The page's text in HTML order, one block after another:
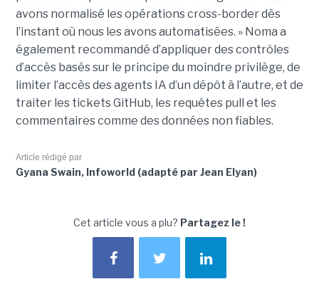
avons normalisé les opérations cross-border dès
l’instant où nous les avons automatisées. » Noma a
également recommandé d’appliquer des contrôles
d’accès basés sur le principe du moindre privilège, de
limiter l’accès des agents IA d’un dépôt à l’autre, et de
traiter les tickets GitHub, les requêtes pull et les
commentaires comme des données non fiables.
Article rédigé par
Gyana Swain, Infoworld (adapté par Jean Elyan)
Cet article vous a plu? Partagez le !